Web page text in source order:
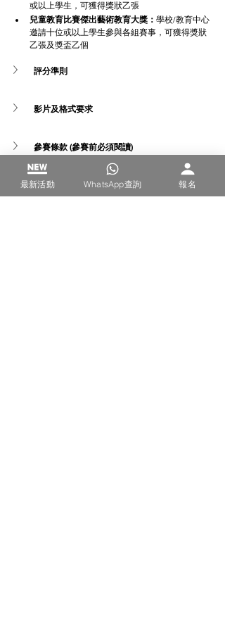
或以上學生，可獲得獎狀乙張
兒童教育比賽傑出藝術教育大獎： 學校/教育中心
邀請十位或以上學生參與各組賽事，可獲得獎狀
乙張及獎盃乙個
評分準則
影片及格式要求
參賽條款 (參賽前必須閱讀)
得獎後訂製獎項費用
最新活動 WhatsApp查詢 報名